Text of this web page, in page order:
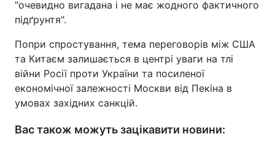
"очевидно вигадана і не має жодного фактичного
підґрунтя".
Попри спростування, тема переговорів між США
та Китаєм залишається в центрі уваги на тлі
війни Росії проти України та посиленої
економічної залежності Москви від Пекіна в
умовах західних санкцій.
Вас також можуть зацікавити новини: